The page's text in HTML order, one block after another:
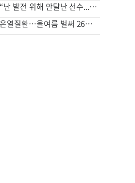
ATM 7번 이강인 “난 발전 위해 안달난 선수...120% 보여줄 것”
하루 200명 넘게 온열질환…올여름 벌써 26명 숨졌다